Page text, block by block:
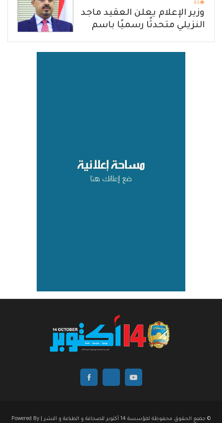
83
وزير الإعلام يعلن العقيد ماجد
النزيلي متحدثًا رسميًا باسم
© جميع الحقوق محفوظة لمؤسسة 14 أكتوبر للصحافة و الطباعة و النشر | Powered By